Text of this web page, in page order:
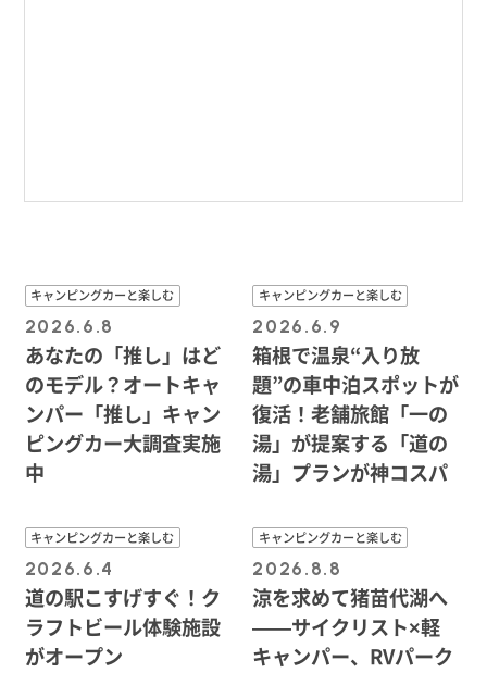
キャンピングカーと楽しむ
2026.6.8
あなたの「推し」はど
のモデル？オートキャ
ンパー「推し」キャン
ピングカー大調査実施
中
キャンピングカーと楽しむ
2026.6.9
箱根で温泉“入り放
題”の車中泊スポットが
復活！老舗旅館「一の
湯」が提案する「道の
湯」プランが神コスパ
キャンピングカーと楽しむ
2026.6.4
道の駅こすげすぐ！ク
ラフトビール体験施設
がオープン
キャンピングカーと楽しむ
2026.8.8
涼を求めて猪苗代湖へ
——サイクリスト×軽
キャンパー、RVパーク